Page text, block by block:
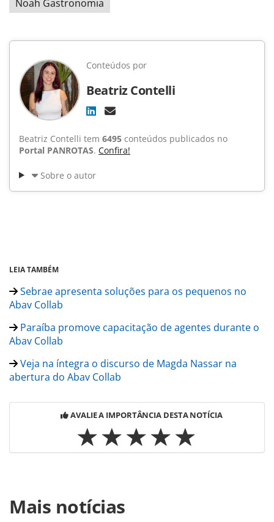
Noah Gastronomia
Conteúdos por
Beatriz Contelli
Beatriz Contelli tem 6495 conteúdos publicados no
Portal PANROTAS. Confira!
Sobre o autor
LEIA TAMBÉM
Sebrae apresenta soluções para os pequenos no
Abav Collab
Paraíba promove capacitação de agentes durante o
Abav Collab
Veja na íntegra o discurso de Magda Nassar na
abertura do Abav Collab
AVALIE A IMPORTÂNCIA DESTA NOTÍCIA
https://www.panrotas.com.br/gente/eventos/2020/09/
collab-e-aviesp-expo-recebem-chef-ana-
Mais notícias